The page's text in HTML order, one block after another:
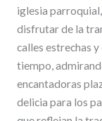
iglesia
disfrutar de la
calles estrechas
tiempo,
encantadoras
delicia para los